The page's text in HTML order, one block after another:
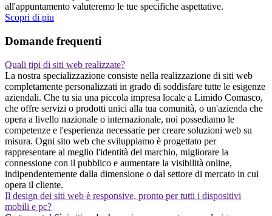
all'appuntamento valuteremo le tue specifiche aspettative.
Scopri di piu
Domande frequenti
Quali tipi di siti web realizzate?
La nostra specializzazione consiste nella realizzazione di siti web
completamente personalizzati in grado di soddisfare tutte le esigenze
aziendali. Che tu sia una piccola impresa locale a Limido Comasco,
che offre servizi o prodotti unici alla tua comunità, o un'azienda che
opera a livello nazionale o internazionale, noi possediamo le
competenze e l'esperienza necessarie per creare soluzioni web su
misura. Ogni sito web che sviluppiamo è progettato per
rappresentare al meglio l'identità del marchio, migliorare la
connessione con il pubblico e aumentare la visibilità online,
indipendentemente dalla dimensione o dal settore di mercato in cui
opera il cliente.
Il design dei siti web è responsive, pronto per tutti i dispositivi
mobili e pc?